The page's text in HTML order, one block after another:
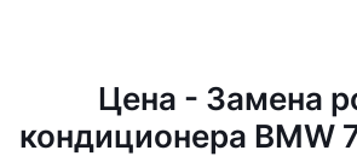
Цена - Замена
кондиционера BMW